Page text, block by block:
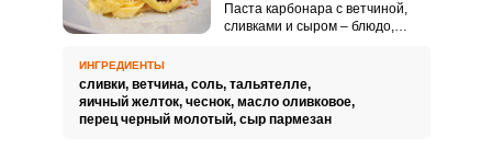
Паста карбонара с ветчиной,
сливками и сыром – блюдо,
Существует множество
рецептов пасты.
ИНГРЕДИЕНТЫ
сливки, ветчина, соль, тальятелле,
яичный желток, чеснок, масло оливковое,
перец черный молотый, сыр пармезан